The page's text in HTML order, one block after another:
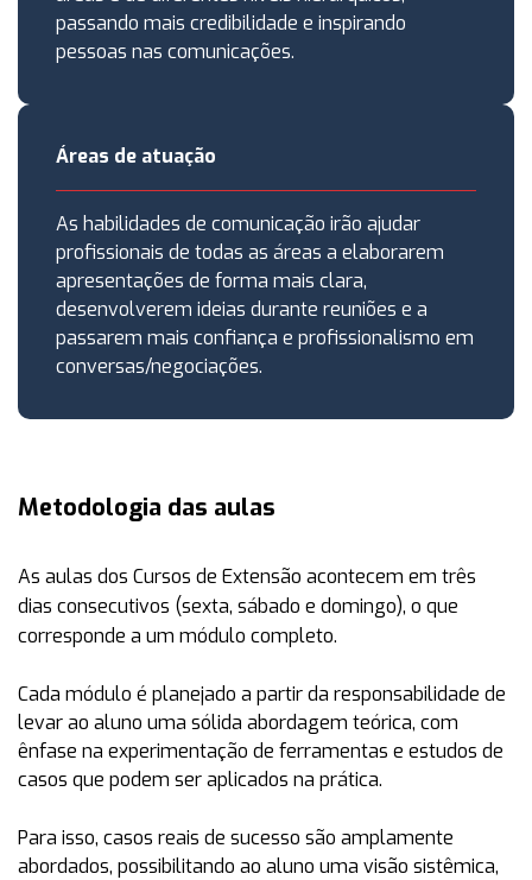
passando mais credibilidade e inspirando
pessoas nas comunicações.
Áreas de atuação
As habilidades de comunicação irão ajudar
profissionais de todas as áreas a elaborarem
apresentações de forma mais clara,
desenvolverem ideias durante reuniões e a
passarem mais confiança e profissionalismo em
conversas/negociações.
Metodologia das aulas
As aulas dos Cursos de Extensão acontecem em três
dias consecutivos (sexta, sábado e domingo), o que
corresponde a um módulo completo.
Cada módulo é planejado a partir da responsabilidade de
levar ao aluno uma sólida abordagem teórica, com
ênfase na experimentação de ferramentas e estudos de
casos que podem ser aplicados na prática.
Para isso, casos reais de sucesso são amplamente
abordados, possibilitando ao aluno uma visão sistêmica,